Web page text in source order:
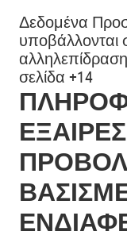
Δεδομένα
υποβάλλονται
σελίδα +14